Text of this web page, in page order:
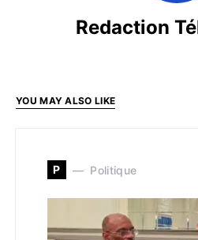
Redaction
YOU MAY ALSO LIKE
P Politique